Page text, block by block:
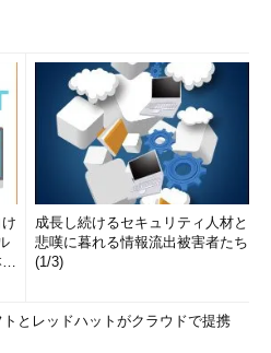
成長し続けるセキュリティ人材と
悲嘆に暮れる情報流出被害者たち
(1/3)
とレッドハットがクラウドで提携